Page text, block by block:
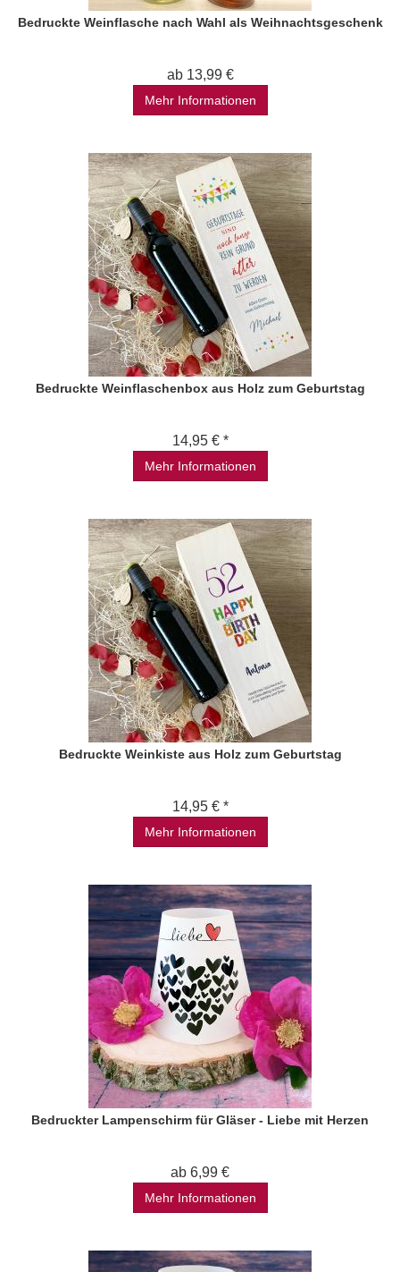
Bedruckte Weinflasche nach Wahl als Weihnachtsgeschenk
ab 13,99 €
Mehr Informationen
Bedruckte Weinflaschenbox aus Holz zum Geburtstag
14,95 € *
Mehr Informationen
Bedruckte Weinkiste aus Holz zum Geburtstag
14,95 € *
Mehr Informationen
Bedruckter Lampenschirm für Gläser - Liebe mit Herzen
ab 6,99 €
Mehr Informationen